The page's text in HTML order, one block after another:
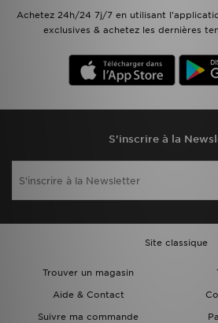
Achetez 24h/24 7j/7 en utilisant
exclusives & achetez les dernières
S'inscrire à la
Site classique
Trouver un magasin
Aide & Contact
Suivre ma commande